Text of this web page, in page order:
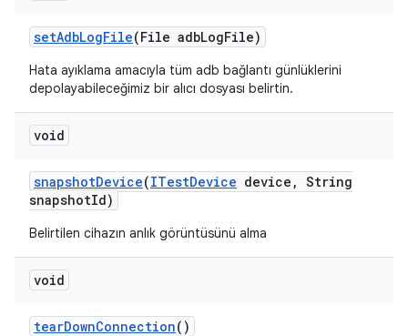
setAdbLogFile(File adbLogFile)
Hata ayıklama amacıyla tüm adb bağlantı günlüklerini
depolayabileceğimiz bir alıcı dosyası belirtin.
void
snapshotDevice(ITestDevice device , String
snapshotId)
Belirtilen cihazın anlık görüntüsünü alma
void
tearDownConnection()